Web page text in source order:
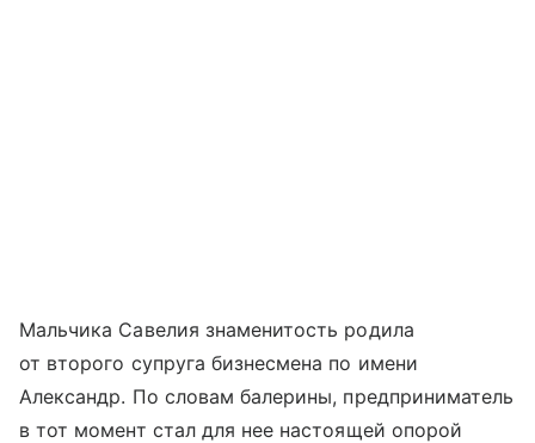
Мальчика Савелия знаменитость родила
от второго супруга бизнесмена по имени
Александр. По словам балерины, предприниматель
в тот момент стал для нее настоящей опорой